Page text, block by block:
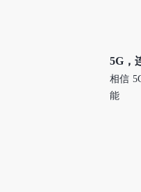
5G，
相信
能